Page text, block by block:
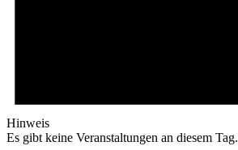
Hinweis
Es gibt keine Veranstaltungen an diesem Tag.